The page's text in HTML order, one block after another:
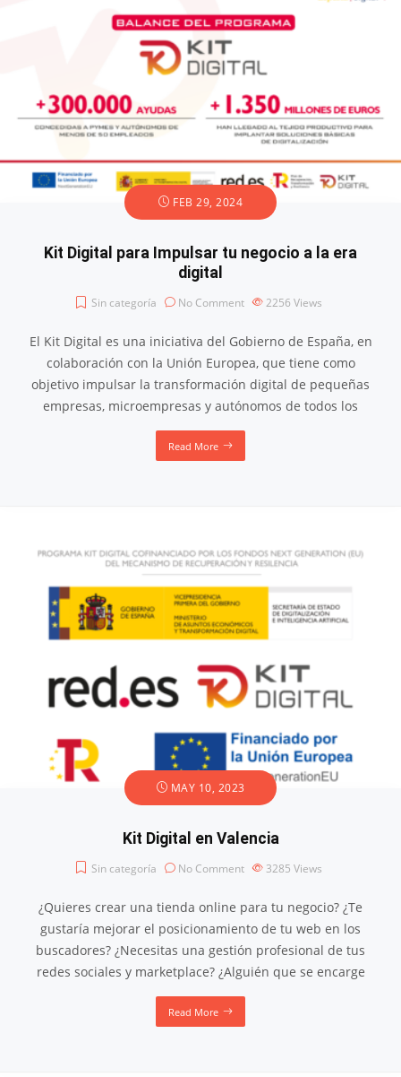
FEB 29, 2024
Kit Digital para Impulsar tu negocio a la era
digital
Sin categoría No Comment 2256 Views
El Kit Digital es una iniciativa del Gobierno de España, en
colaboración con la Unión Europea, que tiene como
objetivo impulsar la transformación digital de pequeñas
empresas, microempresas y autónomos de todos los
Read More
MAY 10, 2023
Kit Digital en Valencia
Sin categoría No Comment 3285 Views
¿Quieres crear una tienda online para tu negocio? ¿Te
gustaría mejorar el posicionamiento de tu web en los
buscadores? ¿Necesitas una gestión profesional de tus
redes sociales y marketplace? ¿Alguién que se encarge
Read More